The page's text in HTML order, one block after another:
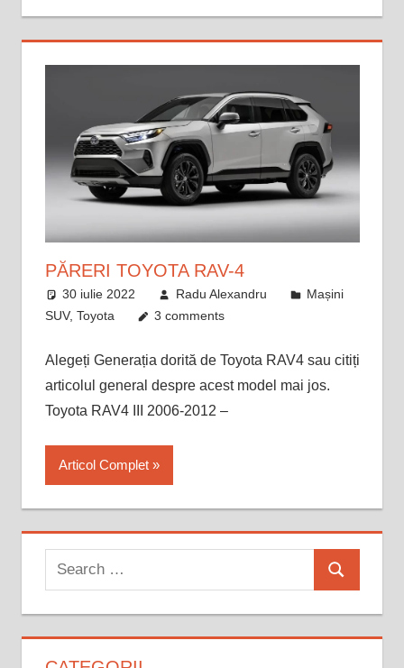
PĂRERI TOYOTA RAV-4
30 iulie 2022 Radu Alexandru
Mașini
SUV, Toyota 3 comments
Alegeți Generația dorită de Toyota RAV4 sau citiți
articolul general despre acest model mai jos.
Toyota RAV4 III 2006-2012 –
Articol Complet
Search
for:
Search